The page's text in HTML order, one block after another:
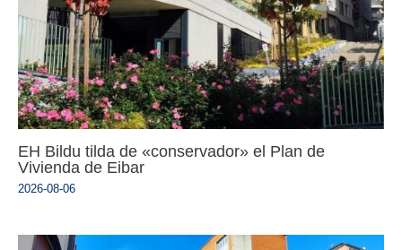
EH Bildu tilda de «conservador» el Plan de
Vivienda de Eibar
2026-08-06